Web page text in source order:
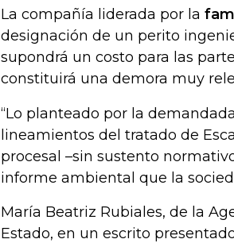
La compañía liderada por la
designación de un perito
supondrá un costo para las
constituirá una demora muy
“Lo planteado por la
lineamientos del tratado de
procesal –sin sustento
informe ambiental que la
María Beatriz Rubiales, de la
Estado, en un escrito